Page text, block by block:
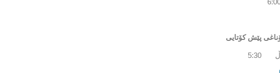
پێش کۆتایی
5:30